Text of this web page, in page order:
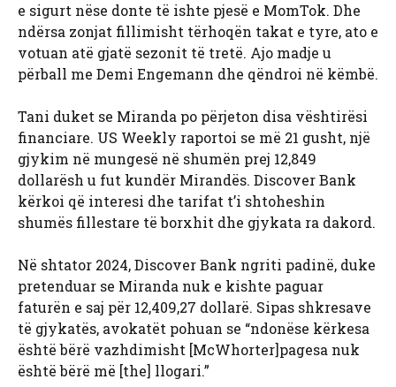
e sigurt nëse donte të ishte pjesë e MomTok. Dhe
ndërsa zonjat fillimisht tërhoqën takat e tyre, ato e
votuan atë gjatë sezonit të tretë. Ajo madje u
përball me Demi Engemann dhe qëndroi në këmbë.
Tani duket se Miranda po përjeton disa vështirësi
financiare. US Weekly raportoi se më 21 gusht, një
gjykim në mungesë në shumën prej 12,849
dollarësh u fut kundër Mirandës. Discover Bank
kërkoi që interesi dhe tarifat t’i shtoheshin
shumës fillestare të borxhit dhe gjykata ra dakord.
Në shtator 2024, Discover Bank ngriti padinë, duke
pretenduar se Miranda nuk e kishte paguar
faturën e saj për 12,409,27 dollarë. Sipas shkresave
të gjykatës, avokatët pohuan se “ndonëse kërkesa
është bërë vazhdimisht [McWhorter]pagesa nuk
është bërë më [the] llogari.”